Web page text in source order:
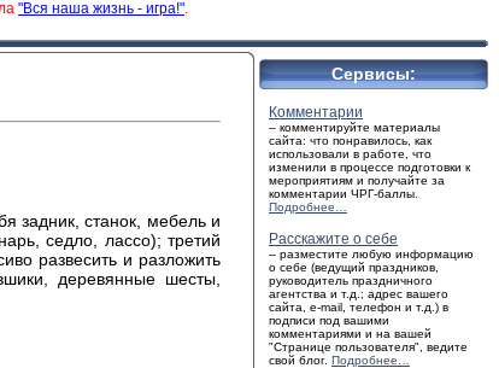
"Вся наша жизнь - игра!".
задник, станок, мебель и
седло, лассо); третий
развесить и разложить
деревянные шесты,
Сервисы:
Комментарии
– комментируйте материалы
сайта: что понравилось, как
использовали в работе, что
изменили в процессе подготовки к
мероприятиям и получайте за
комментарии ЧРГ-баллы.
Подробнее…
Расскажите о себе
– разместите любую информацию
о себе (ведущий праздников,
руководитель праздничного
агентства и т.д.; адрес вашего
сайта, e-mail, телефон и т.д.) в
подписи под вашими
комментариями и на вашей
"Странице пользователя", ведите
свой блог. Подробнее…